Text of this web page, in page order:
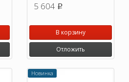
5 604 p
В корзину
Отложить
Новинка